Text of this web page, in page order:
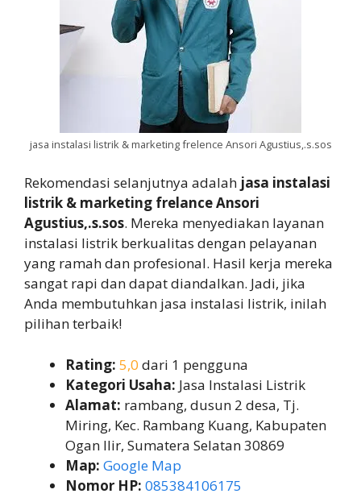
jasa instalasi listrik & marketing frelence Ansori Agustius,.s.sos
Rekomendasi selanjutnya adalah jasa instalasi
listrik & marketing frelance Ansori
Agustius,.s.sos. Mereka menyediakan layanan
instalasi listrik berkualitas dengan pelayanan
yang ramah dan profesional. Hasil kerja mereka
sangat rapi dan dapat diandalkan. Jadi, jika
Anda membutuhkan jasa instalasi listrik, inilah
pilihan terbaik!
Rating: 5,0 dari 1 pengguna
Kategori Usaha: Jasa Instalasi Listrik
Alamat: rambang, dusun 2 desa, Tj.
Miring, Kec. Rambang Kuang, Kabupaten
Ogan Ilir, Sumatera Selatan 30869
Map: Google Map
Nomor HP: 085384106175